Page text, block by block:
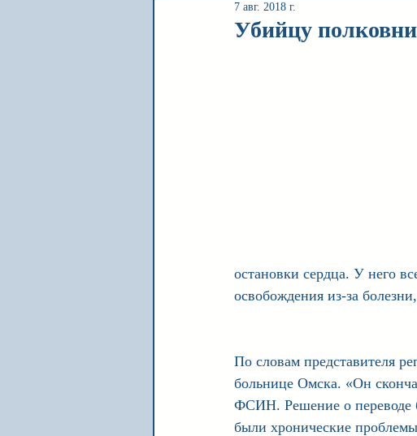
Video
Убийцу
7 авг. 2018 г.
остановки сердца. У него
освобождения из-за
По словам представителя
больнице Омска. «Он
ФСИН. Решение о переводе
были хронические